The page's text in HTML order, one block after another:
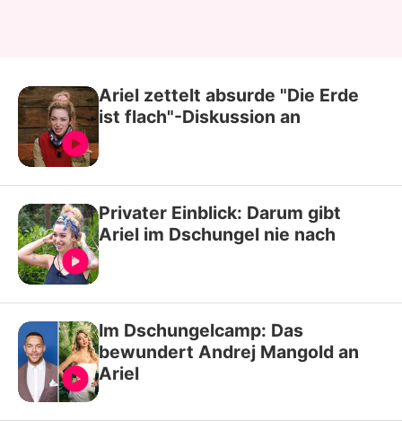
Ariel zettelt absurde "Die Erde
ist flach"-Diskussion an
Privater Einblick: Darum gibt
Ariel im Dschungel nie nach
Im Dschungelcamp: Das
bewundert Andrej Mangold an
Ariel